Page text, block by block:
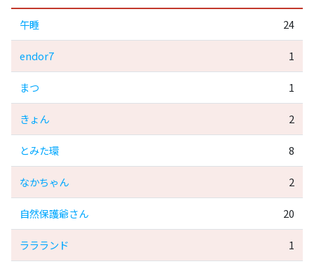
午睡 24
endor7 1
まつ 1
きょん 2
とみた環 8
なかちゃん 2
自然保護爺さん 20
ララランド 1